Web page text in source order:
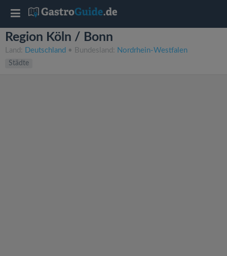
Region Köln / Bonn
Land: Deutschland • Bundesland: Nordrhein-Westfalen
Städte
T
o
g